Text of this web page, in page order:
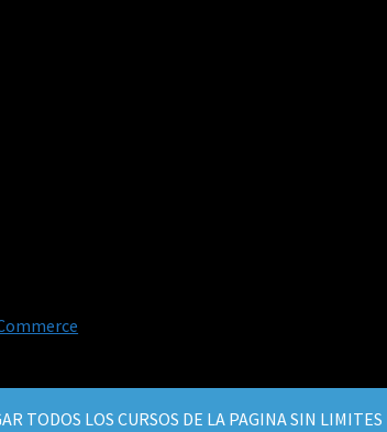
TODOS LOS CURSOS DE LA PAGINA SIN